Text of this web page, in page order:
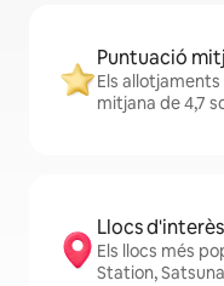
Puntuació
Els
mitjana de 4,7
Llocs
Els llocs més
Station,